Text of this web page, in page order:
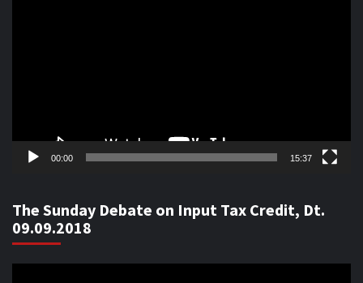
00:00 15:37
The Sunday Debate on Input Tax Credit, Dt.
09.09.2018